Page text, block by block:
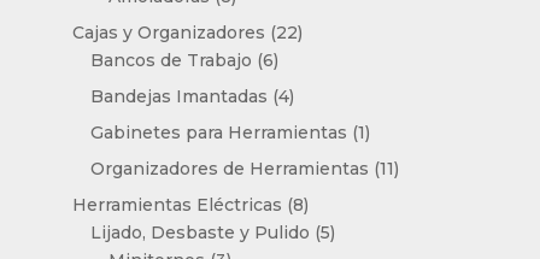
productos
Cajas y Organizadores 2222
Bancos de Trabajo 66
productos
Bandejas Imantadas 44
productos
Gabinetes para Herramientas 11
producto
Organizadores de Herramientas 1111
Herramientas Eléctricas 88
productos
Lijado, Desbaste y Pulido 55